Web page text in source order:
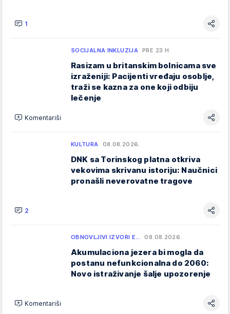
1
SOCIJALNA INKLUZIJA PRE 23 H
Rasizam u britanskim bolnicama sve
izraženiji: Pacijenti vređaju osoblje,
traži se kazna za one koji odbiju
lečenje
Komentariši
KULTURA 08.08.2026.
DNK sa Torinskog platna otkriva
vekovima skrivanu istoriju: Naučnici
pronašli neverovatne tragove
2
OBNOVLJIVI IZVORI E… 08.08.2026.
Akumulaciona jezera bi mogla da
postanu nefunkcionalna do 2060:
Novo istraživanje šalje upozorenje
Komentariši